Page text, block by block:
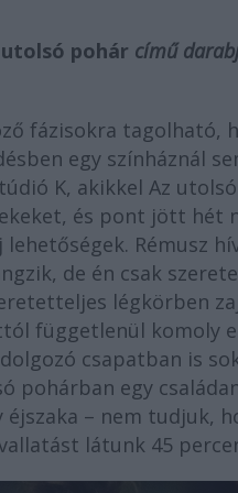
pohár című
fázisokra tagolható,
egy színháznál
K, akikkel Az
és pont jött hét
Rémusz
de én csak
légkörben
függetlenül komoly
csapatban is
pohárban egy
– nem tudjuk,
látunk 45